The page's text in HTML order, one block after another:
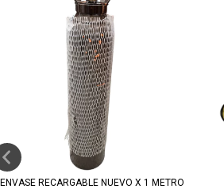
ENVASE RECARGABLE NUEVO X 1 METRO